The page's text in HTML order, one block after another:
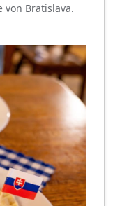
von Bratislava.